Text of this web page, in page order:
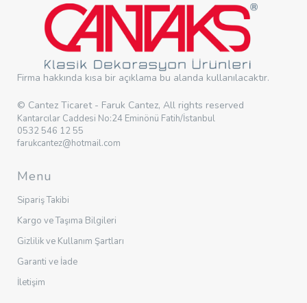
Firma hakkında kısa bir açıklama bu alanda kullanılacaktır.
© Cantez Ticaret - Faruk Cantez, All rights reserved
Kantarcılar Caddesi No:24 Eminönü Fatih/İstanbul
0532 546 12 55
farukcantez@hotmail.com
Menu
Sipariş Takibi
Kargo ve Taşıma Bilgileri
Gizlilik ve Kullanım Şartları
Garanti ve İade
İletişim